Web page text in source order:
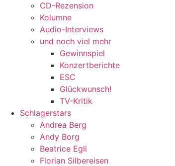
CD-Rezension
Kolumne
Audio-Interviews
und noch viel mehr
Gewinnspiel
Konzertberichte
ESC
Glückwunsch!
TV-Kritik
Schlagerstars
Andrea Berg
Andy Borg
Beatrice Egli
Florian Silbereisen